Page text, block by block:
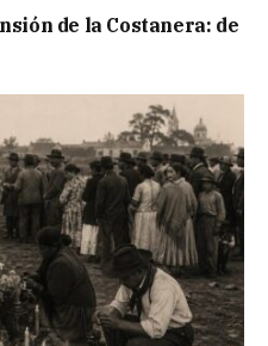
de la Costanera: de